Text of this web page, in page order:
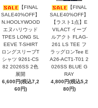
【FINAL
SALE40%OFF】
N.HOOLYWOOD
エヌハリウッド
TPES LONG SL
EEVE T-SHIRT
ロングスリーブT
シャツ 9261-CS
82 2026SS 2色
展開
6,600円(税込7,2
60円)
【FINAL
SALE40%OFF】
【ラスト1点】E
VILACT イーブ
ルアクト FLAG-
261 LS TEE フ
ラッグロンTee E
A26-ACT1-T01 2
026SS BLUE G
RAY
4,800円(税込5,2
80円)